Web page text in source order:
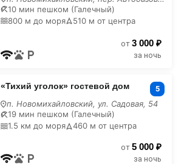
10 мин пешком (Галечный)
800 м до моря
510 м от центра
от 3 000 ₽
за ночь
«Тихий уголок» гостевой дом 5
п. Новомихайловский, ул. Садовая, 54
19 мин пешком (Галечный)
1.5 км до моря
460 м от центра
от 5 000 ₽
за ночь